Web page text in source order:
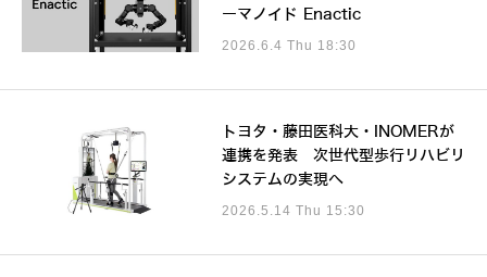
ーマノイド Enactic
2026.6.4 Thu 18:30
トヨタ・藤田医科大・INOMERが
連携を発表 次世代型歩行リハビリ
システムの実現へ
2026.5.14 Thu 15:30